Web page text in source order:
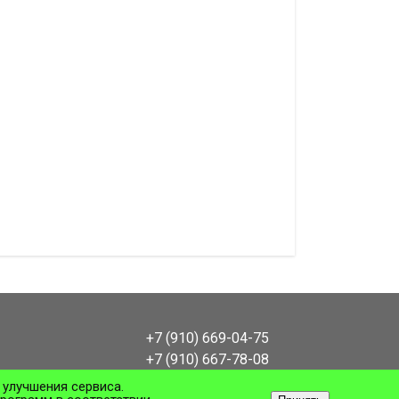
+7 (910) 669-04-75
+7 (910) 667-78-08
сервиса.